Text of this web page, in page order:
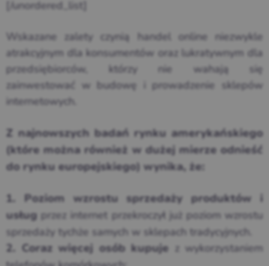
[/unordered_list]
Wskazane zalety czynią handel online niezwykle
atrakcyjnym dla konsumentów oraz lukratywnym dla
przedsiębiorców, którzy nie wahają się
zainwestować w budowę i prowadzenie sklepów
internetowych.
Z najnowszych badań rynku amerykańskiego
(które można również w dużej mierze odnieść
do rynku europejskiego) wynika, że:
1. Poziom wzrostu sprzedaży produktów i
usług przez internet przekroczył już poziom wzrostu
sprzedaży tychże samych w sklepach tradycyjnych.
2. Coraz więcej osób kupuje
z wykorzystaniem